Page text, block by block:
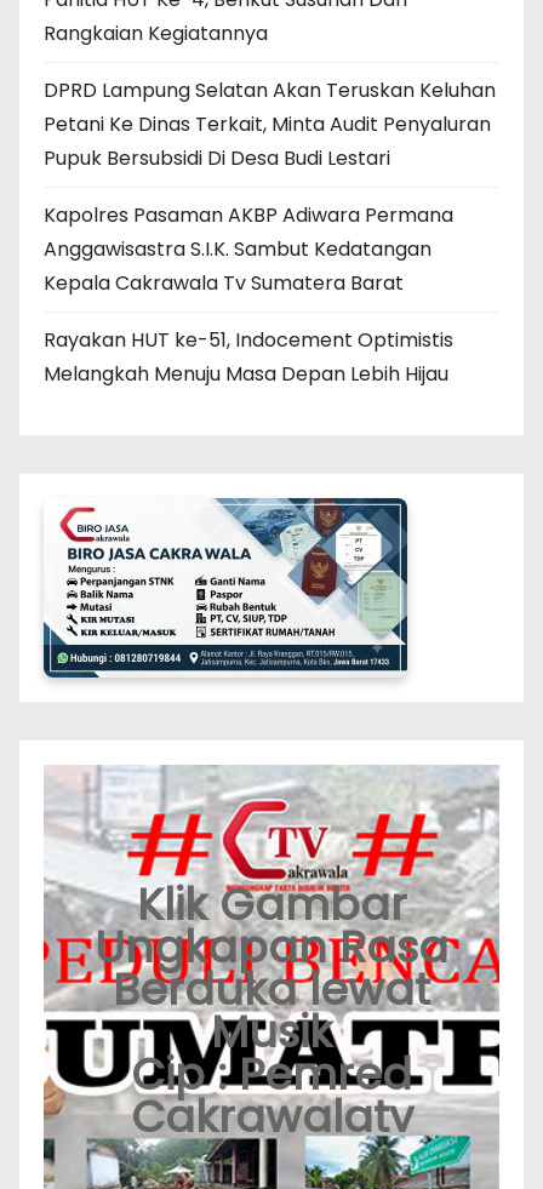
Rangkaian Kegiatannya
DPRD Lampung Selatan Akan Teruskan Keluhan
Petani Ke Dinas Terkait, Minta Audit Penyaluran
Pupuk Bersubsidi Di Desa Budi Lestari
Kapolres Pasaman AKBP Adiwara Permana
Anggawisastra S.I.K. Sambut Kedatangan
Kepala Cakrawala Tv Sumatera Barat
Rayakan HUT ke-51, Indocement Optimistis
Melangkah Menuju Masa Depan Lebih Hijau
Klik Gambar
Ungkapan Rasa
Berduka lewat
Musik
Cip : Pemred
Cakrawalatv